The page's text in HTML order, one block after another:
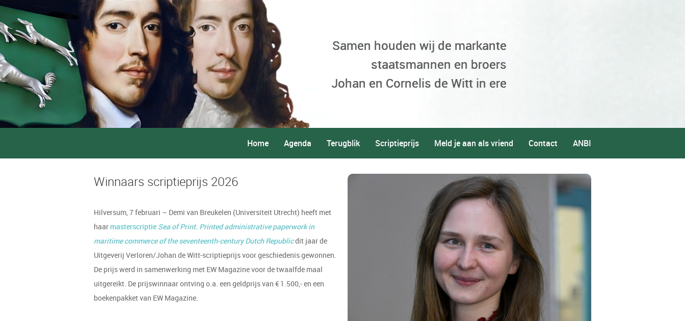
Samen houden wij de markante
staatsmannen en broers
Johan en Cornelis de Witt in ere
Home Agenda Terugblik Scriptieprijs Meld je aan als vriend Contact ANBI
Winnaars scriptieprijs 2026
Hilversum, 7 februari – Demi van Breukelen (Universiteit Utrecht) heeft met
haar masterscriptie Sea of Print. Printed administrative paperwork in
maritime commerce of the seventeenth-century Dutch Republicdit jaar de
Uitgeverij Verloren/Johan de Witt-scriptieprijs voor geschiedenis gewonnen.
De prijs werd in samenwerking met EW Magazine voor de twaalfde maal
uitgereikt. De prijswinnaar ontving o.a. een geldprijs van € 1.500,- en een
boekenpakket van EW Magazine.